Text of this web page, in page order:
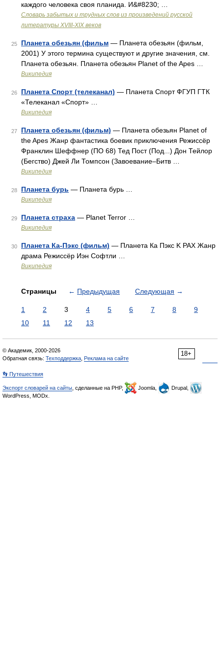
каждого человека своя планида. И&#8230; …
Словарь забытых и трудных слов из произведений русской
литературы ХVIII-ХIХ веков
25 Планета обезьян (фильм — Планета обезьян (фильм,
2001) У этого термина существуют и другие значения, см.
Планета обезьян. Планета обезьян Planet of the Apes …
Википедия
26 Планета Спорт (телеканал) — Планета Спорт ФГУП ГТК
«Телеканал «Спорт» …
Википедия
27 Планета обезьян (фильм) — Планета обезьян Planet of
the Apes Жанр фантастика боевик приключения Режиссёр
Франклин Шеффнер (ПО 68) Тед Пост (Под...) Дон Тейлор
(Бегство) Джей Ли Томпсон (Завоевание–Битв …
Википедия
28 Планета бурь — Планета бурь …
Википедия
29 Планета страха — Planet Terror …
Википедия
30 Планета Ка-Пэкс (фильм) — Планета Ка Пэкс K PAX Жанр
драма Режиссёр Иэн Софтли …
Википедия
Страницы ← Предыдущая Следующая →
1 2 3 4 5 6 7 8
9
10
11 12 13
18+
© Академик, 2000-2026
Обратная связь: Техподдержка Реклама на сайте
👣 Путешествия
Экспорт словарей на сайты , сделанные на PHP, Joomla,
Drupal,
WordPress, MODx.